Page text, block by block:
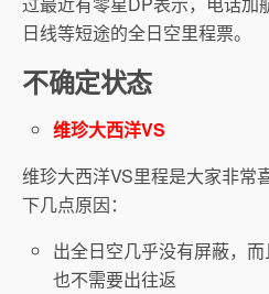
日线等短途的全日空里程票。
不确定状态
维珍大西洋VS
维珍大西洋VS里程是大家非常
下几点原因：
出全日空几乎没有屏蔽，而
也不需要出往返